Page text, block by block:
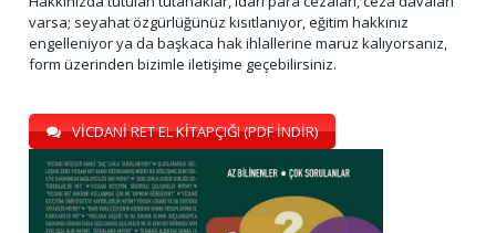
varsa; seyahat özgürlüğünüz kısıtlanıyor, eğitim hakkınız
engelleniyor ya da başkaca hak ihlallerine maruz kalıyorsanız,
form üzerinden bizimle iletişime geçebilirsiniz.
VİCDANİ RET EL KİTAPÇIĞI (PDF İNDİR)